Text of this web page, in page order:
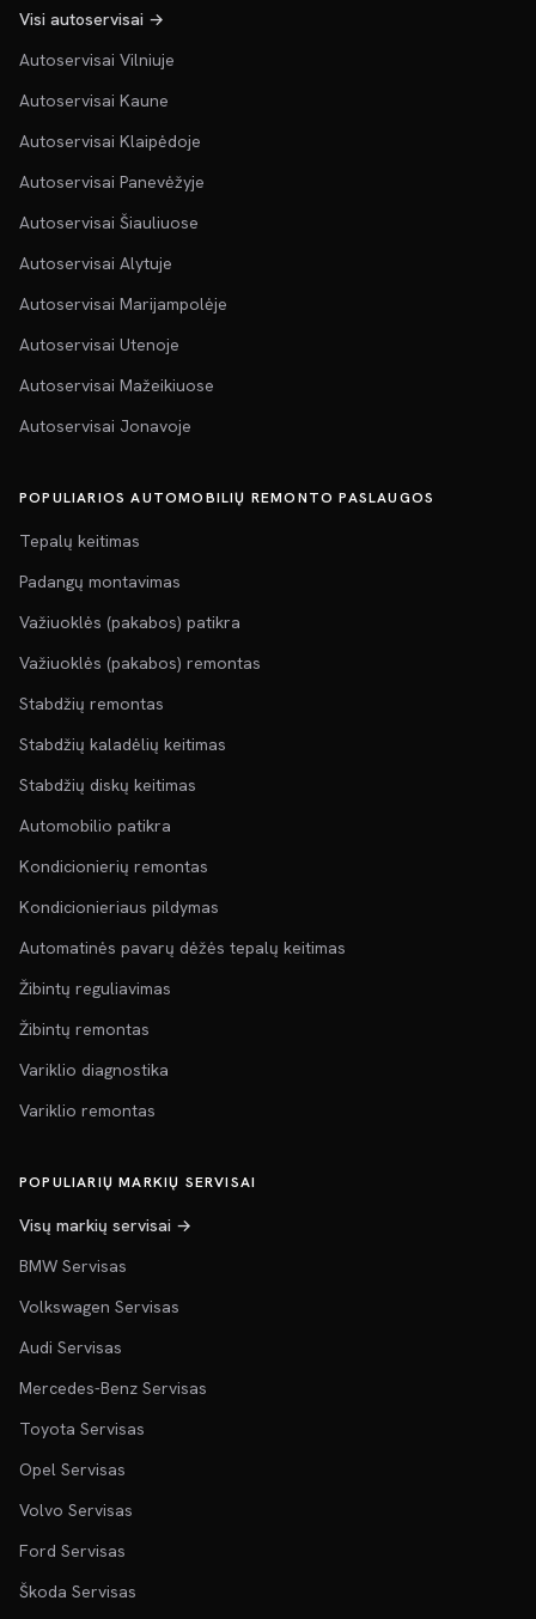
Visi autoservisai →
Autoservisai Vilniuje
Autoservisai Kaune
Autoservisai Klaipėdoje
Autoservisai Panevėžyje
Autoservisai Šiauliuose
Autoservisai Alytuje
Autoservisai Marijampolėje
Autoservisai Utenoje
Autoservisai Mažeikiuose
Autoservisai Jonavoje
POPULIARIOS AUTOMOBILIŲ REMONTO PASLAUGOS
Tepalų keitimas
Padangų montavimas
Važiuoklės (pakabos) patikra
Važiuoklės (pakabos) remontas
Stabdžių remontas
Stabdžių kaladėlių keitimas
Stabdžių diskų keitimas
Automobilio patikra
Kondicionierių remontas
Kondicionieriaus pildymas
Automatinės pavarų dėžės tepalų keitimas
Žibintų reguliavimas
Žibintų remontas
Variklio diagnostika
Variklio remontas
POPULIARIŲ MARKIŲ SERVISAI
Visų markių servisai →
BMW Servisas
Volkswagen Servisas
Audi Servisas
Mercedes-Benz Servisas
Toyota Servisas
Opel Servisas
Volvo Servisas
Ford Servisas
Škoda Servisas